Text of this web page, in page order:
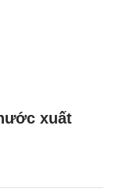
xuất